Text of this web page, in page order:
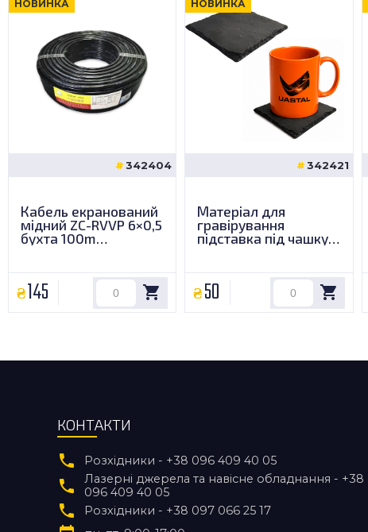
НОВИНКА
342404
Кабель екранований
мідний ZC-RVVP 6×0,5
бухта 100m
(Shanghai Qifan). Ціна
145
НОВИНКА
342421
Матеріал для
гравірування
підставка під чашку
100х100 mm
50
КОНТАКТИ
Розхідники - +38 096 409 40 05
Лазерні джерела та навісне обладнання - +38
096 409 40 05
Розхідники - +38 097 066 25 17